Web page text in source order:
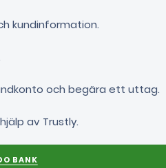
kundinformation.
och begära ett uttag.
av Trustly.